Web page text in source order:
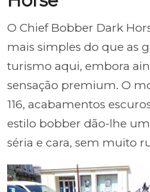
O Chief Bobber Dark
mais simples do que as
turismo aqui, embora
sensação premium. O
116, acabamentos
estilo bobber dão-lhe
séria e cara, sem muito